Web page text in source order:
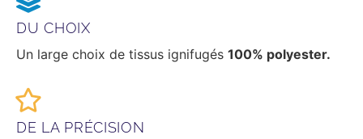
DU CHOIX
Un large choix de tissus ignifugés 100% polyester.
DE LA PRÉCISION